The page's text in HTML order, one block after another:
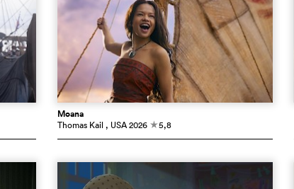
Moana
Thomas Kail , USA2026 c5,8